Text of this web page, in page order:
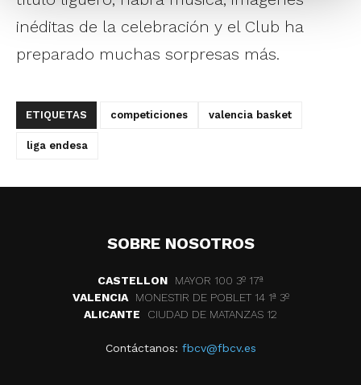
inéditas de la celebración y el Club ha
preparado muchas sorpresas más.
ETIQUETAS competiciones valencia basket
liga endesa
SOBRE NOSOTROS
CASTELLON
MAYOR 100 3º 17ª
VALENCIA
MONESTIR DE POBLET 14 1ª 3º
ALICANTE
CIUDAD DE MATANZAS 12
Contáctanos: fbcv@fbcv.es